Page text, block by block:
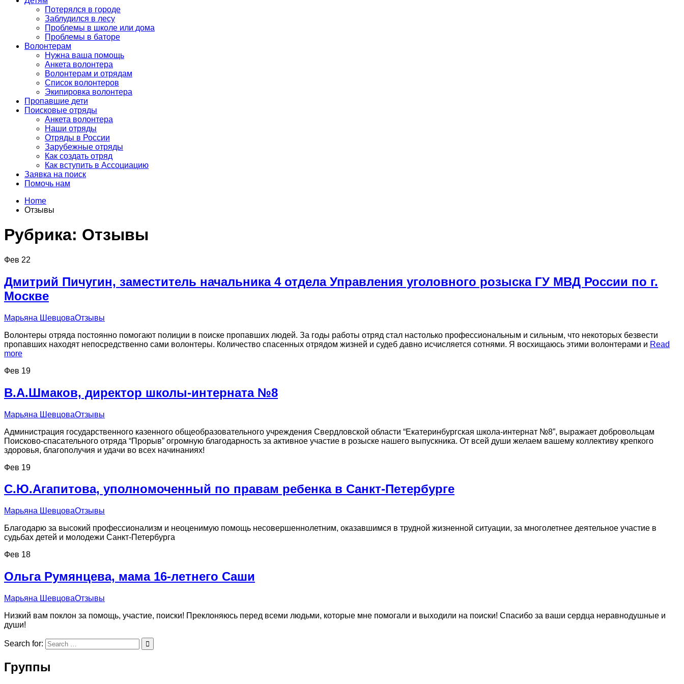
Потерялся в городе
Заблудился в лесу
Проблемы в школе или дома
Проблемы в баторе
Волонтерам
Нужна ваша помощь
Анкета волонтера
Волонтерам и отрядам
Список волонтеров
Экипировка волонтера
Пропавшие дети
Поисковые отряды
Анкета волонтера
Наши отряды
Отряды в России
Зарубежные отряды
Как создать отряд
Как вступить в Ассоциацию
Заявка на поиск
Помочь нам
Home
Отзывы
Рубрика: Отзывы
Фев 22
Дмитрий Пичугин, заместитель начальника 4 отдела Управления уголовного розыска ГУ МВД России по г.
Москве
Марьяна ШевцоваОтзывы
Волонтеры отряда постоянно помогают полиции в поиске пропавших людей. За годы работы отряд стал настолько профессиональным и сильным, что некоторых безвести
пропавших находят непосредственно сами волонтеры. Количество спасенных отрядом жизней и судеб давно исчисляется сотнями. Я восхищаюсь этими волонтерами и Read
more
Фев 19
В.А.Шмаков, директор школы-интерната №8
Марьяна ШевцоваОтзывы
Администрация государственного казенного общеобразовательного учреждения Свердловской области “Екатеринбургская школа-интернат №8”, выражает добровольцам
Поисково-спасательного отряда “Прорыв” огромную благодарность за активное участие в розыске нашего выпускника. От всей души желаем вашему коллективу крепкого
здоровья, благополучия и удачи во всех начинаниях!
Фев 19
С.Ю.Агапитова, уполномоченный по правам ребенка в Санкт-Петербурге
Марьяна ШевцоваОтзывы
Благодарю за высокий профессионализм и неоценимую помощь несовершеннолетним, оказавшимся в трудной жизненной ситуации, за многолетнее деятельное участие в
судьбах детей и молодежи Санкт-Петербурга
Фев 18
Ольга Румянцева, мама 16-летнего Саши
Марьяна ШевцоваОтзывы
Низкий вам поклон за помощь, участие, поиски! Преклоняюсь перед всеми людьми, которые мне помогали и выходили на поиски! Спасибо за ваши сердца неравнодушные и
души!
Search for:
Группы